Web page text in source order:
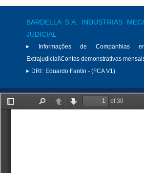
BARDELLA S.A. INDUSTRIAS
JUDICIAL
Informações de Companhias
Extrajudicial\Contas demonstrativas
DRI: Eduardo Fantin - (FCA V1)